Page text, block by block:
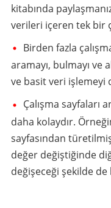
kitabında
verileri içeren tek bir
Birden fazla
aramayı, bulmayı ve
ve basit veri işlemeyi
Çalışma sayfaları
daha kolaydır.
sayfasından
değer değiştiğinde
değişeceği şekilde